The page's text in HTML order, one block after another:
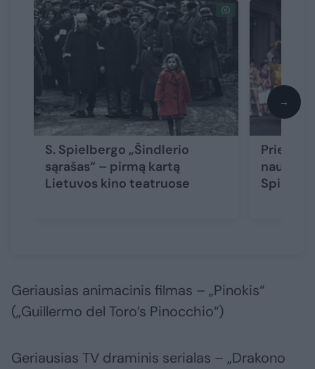
S. Spielbergo „Šindlerio
sąrašas“ – pirmą kartą
Lietuvos kino teatruose
Prieš
→
Geriausias animacinis filmas – „Pinokis“
(„Guillermo del Toro’s Pinocchio“)
Geriausias TV draminis serialas – „Drakono